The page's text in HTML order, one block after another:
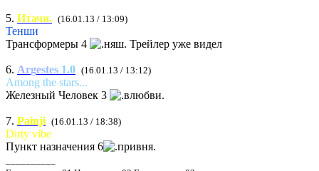
5. Итачи. (16.01.13 / 13:09)
Тенши
Трансформеры 4
Трейлер уже видел
6. Argestes 1.0 (16.01.13 / 13:12)
Among the stars...
Железный Человек 3
7. Painji (16.01.13 / 18:38)
Dirty vibe
Пункт назначения 6